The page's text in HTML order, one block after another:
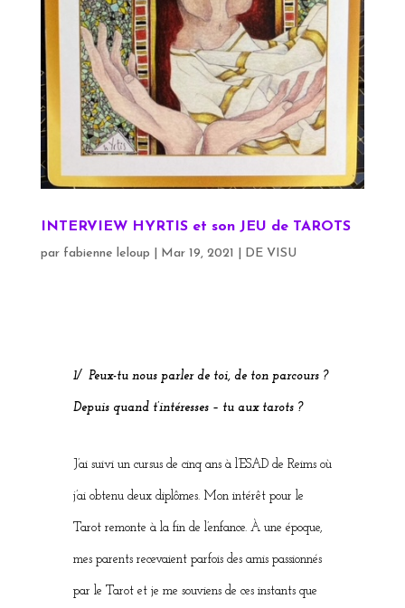
INTERVIEW HYRTIS et son JEU de TAROTS
par fabienne leloup Mar 19, 2021 DE VISU
1/ Peux-tu nous parler de toi, de ton parcours ?
Depuis quand t’intéresses – tu aux tarots ?
J’ai suivi un cursus de cinq ans à l’ESAD de Reims où
j’ai obtenu deux diplômes. Mon intérêt pour le
Tarot remonte à la fin de l’enfance. À une époque,
mes parents recevaient parfois des amis passionnés
par le Tarot et je me souviens de ces instants que